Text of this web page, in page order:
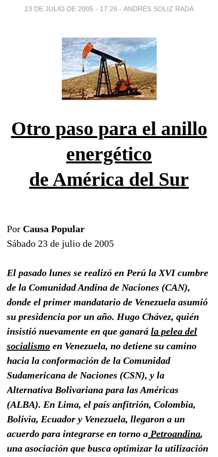
23 DE JULIO DE 2005 - 17:26 - ANDRÉS SOLIZ RADA
Otro paso para el anillo
energético
de América del Sur
Por Causa Popular
Sábado 23 de julio de 2005
El pasado lunes se realizó en Perú la XVI cumbre
de la Comunidad Andina de Naciones (CAN),
donde el primer mandatario de Venezuela asumió
su presidencia por un año. Hugo Chávez, quién
insistió nuevamente en que ganará la pelea del
socialismo en Venezuela, no detiene su camino
hacia la conformación de la Comunidad
Sudamericana de Naciones (CSN), y la
Alternativa Bolivariana para las Américas
(ALBA). En Lima, el país anfitrión, Colombia,
Bolivia, Ecuador y Venezuela, llegaron a un
acuerdo para integrarse en torno a Petroandina,
una asociación que busca optimizar la utilización